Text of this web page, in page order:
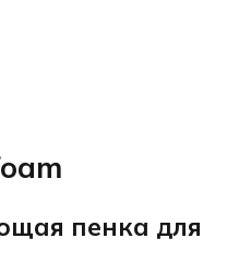
пенка для